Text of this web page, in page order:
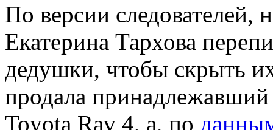
По версии следователей,
Екатерина Тархова
дедушки, чтобы скрыть
продала
Toyota Rav 4, а, по